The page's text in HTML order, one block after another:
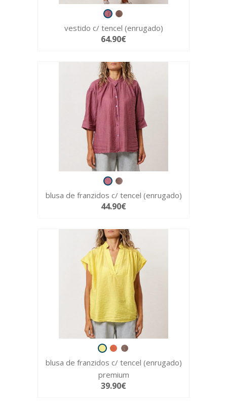
vestido c/ tencel (enrugado)
64.90€
blusa de franzidos c/ tencel (enrugado)
44.90€
blusa de franzidos c/ tencel (enrugado)
premium
39.90€